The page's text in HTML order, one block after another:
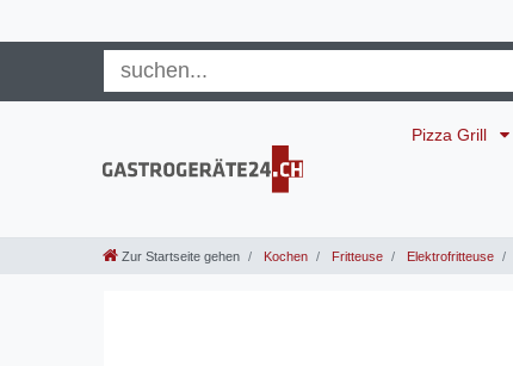
Pizza Grill
Zur Startseite gehen Kochen Fritteuse Elektrofritteuse